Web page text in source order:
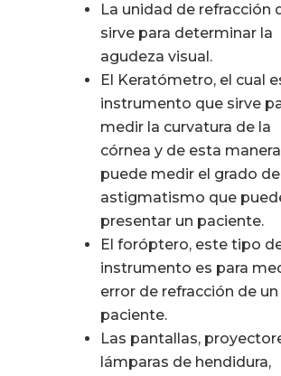
La unidad de refracción
sirve para determinar la
agudeza visual.
El Keratómetro, el cual
instrumento que sirve
medir la curvatura de la
córnea y de esta
puede medir el grado de
astigmatismo que
presentar un paciente.
El foróptero, este tipo
instrumento es para
error de refracción de un
paciente.
Las pantallas,
lámparas de hendidura,